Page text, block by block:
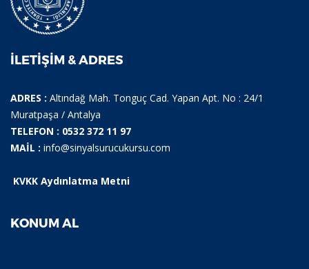
İLETIŞIM & ADRES
ADRES : Altındağ Mah. Tonguç Cad. Yapan Apt. No : 24/1
Muratpaşa / Antalya
TELEFON : 0532 372 11 97
MAİL : info@sinyalsurucukursu.com
KVKK Aydınlatma Metni
KONUM AL